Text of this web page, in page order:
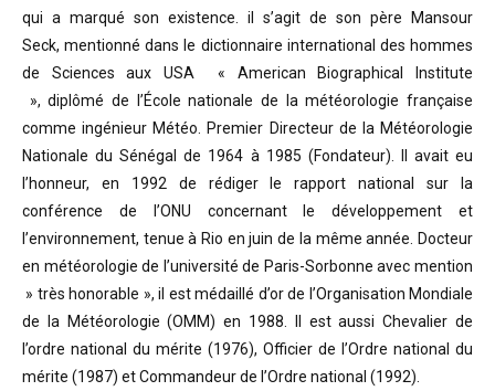
qui a marqué son existence. il s’agit de son père Mansour
Seck,mentionné dans le dictionnaire international des hommes
de Sciences aux USA « American Biographical Institute
», diplômé de l’École nationale de la météorologie française
comme ingénieur Météo. Premier Directeur de la Météorologie
Nationale du Sénégal de 1964 à 1985 (Fondateur). Il avait eu
l’honneur, en 1992 de rédiger le rapport national sur la
conférence de l’ONU concernant le développement et
l’environnement, tenue à Rio en juin de la même année.
Docteur
en météorologie de l’université de Paris-Sorbonne avec mention
» très honorable », il est médaillé d’or de l’Organisation Mondiale
de la Météorologie (OMM) en 1988. Il est aussi Chevalier de
l’ordre national du mérite (1976), Officier de l’Ordre national du
mérite (1987) et Commandeur de l’Ordre national (1992).